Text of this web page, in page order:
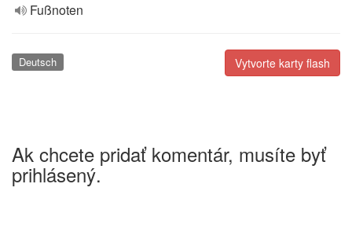
Fußnoten
Vytvorte karty flash
Deutsch
Ak chcete pridať komentár, musíte byť
prihlásený.